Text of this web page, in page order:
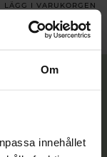
Om
innehållet
LÄGG I VARUKORGEN